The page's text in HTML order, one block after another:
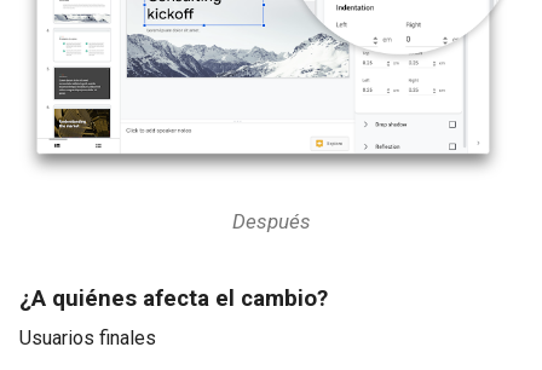
Después
¿A quiénes afecta el cambio?
Usuarios finales